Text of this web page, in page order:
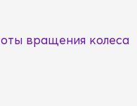
вращения колеса